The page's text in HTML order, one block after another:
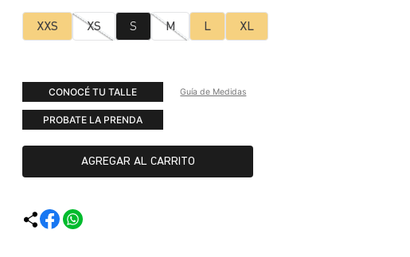
XXS XS S M L XL
CONOCÉ TU TALLE Guía de Medidas
PROBATE LA PRENDA
AGREGAR AL CARRITO